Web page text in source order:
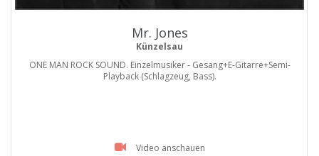
Mr. Jones
Künzelsau
ONE MAN ROCK SOUND. Einzelmusiker - Gesang+E-Gitarre+Semi-
Playback (Schlagzeug, Bass).
Video anschauen